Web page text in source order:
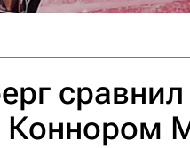
сравнил
Коннором